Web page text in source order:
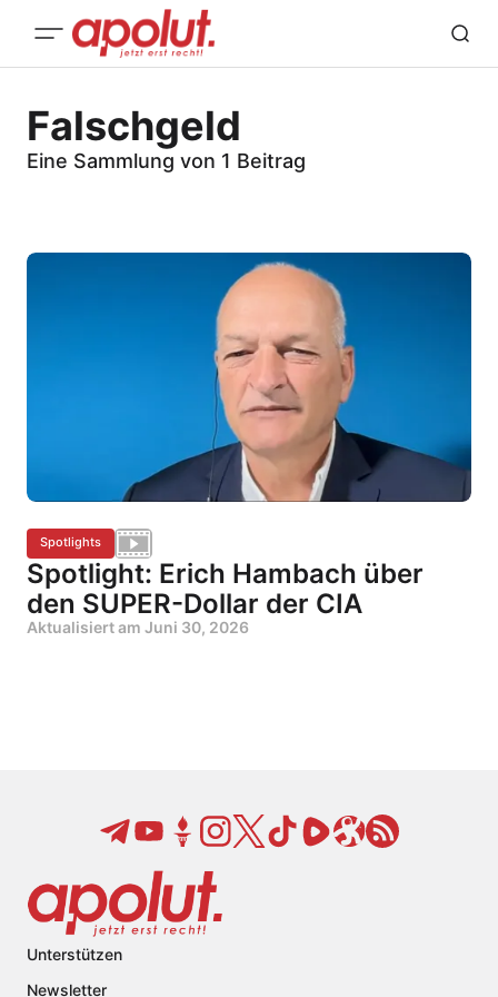
Falschgeld
Eine Sammlung von 1 Beitrag
Spotlights
Spotlight: Erich Hambach über
den SUPER-Dollar der CIA
Aktualisiert am Juni 30, 2026
Unterstützen
Newsletter